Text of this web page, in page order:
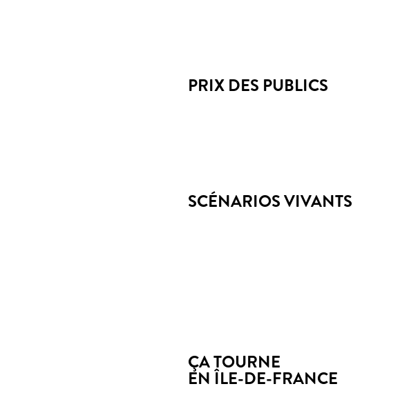
PRIX DES PUBLICS
SCÉNARIOS VIVANTS
ÇA TOURNE
EN ÎLE-DE-FRANCE